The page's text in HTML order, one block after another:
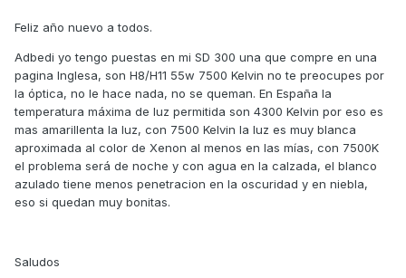
Feliz año nuevo a todos.
Adbedi yo tengo puestas en mi SD 300 una que compre en una
pagina Inglesa, son H8/H11 55w 7500 Kelvin no te preocupes por
la óptica, no le hace nada, no se queman. En España la
temperatura máxima de luz permitida son 4300 Kelvin por eso es
mas amarillenta la luz, con 7500 Kelvin la luz es muy blanca
aproximada al color de Xenon al menos en las mías, con 7500K
el problema será de noche y con agua en la calzada, el blanco
azulado tiene menos penetracion en la oscuridad y en niebla,
eso si quedan muy bonitas.
Saludos